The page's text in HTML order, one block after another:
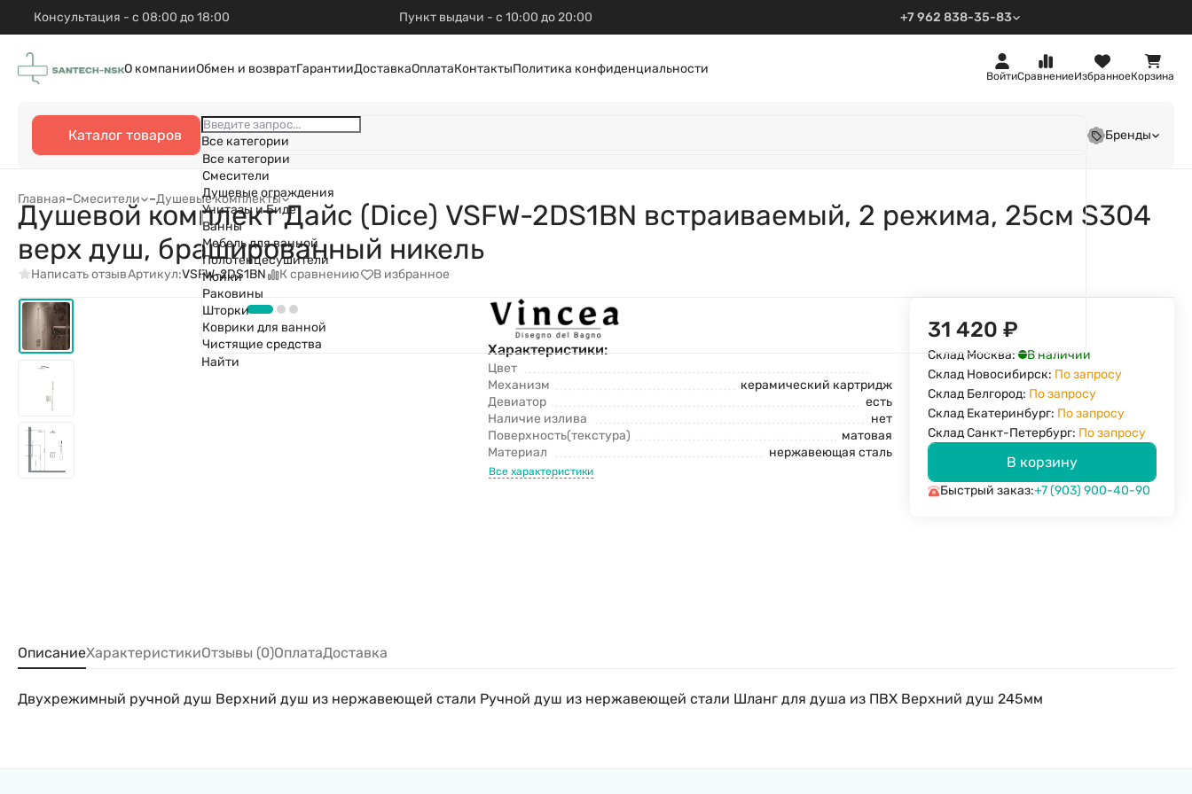
Консультация - с 08:00 до 18:00 Пункт выдачи - с 10:00 до 20:00 +7 962 838-35-83
О компанииОбмен и возвратГарантииДоставкаОплатаКонтактыПолитика конфиденциальности
ВойтиСравнениеИзбранноеКорзина
Каталог товаров
Все категории
Все категории
Смесители
Душевые ограждения
Унитазы и Биде
Ванны
Мебель для ванной
Полотенцесушители
Мойки
Раковины
Шторки
Коврики для ванной
Чистящие средства
Найти
Бренды
Главная–Смесители –Душевые комплекты
Душевой комплект Дайс (Dice) VSFW-2DS1BN встраиваемый, 2 режима, 25см S304
верх душ, брашированный никель
Написать отзывАртикул:VSFW-2DS1BN К сравнению В избранное
Характеристики:
Цвет
Механизм
керамический картридж
Девиатор
есть
Наличие излива
нет
Поверхность(текстура)
матовая
Материал
нержавеющая сталь
Все характеристики
31 420₽
Склад Москва:
В наличии
Склад Новосибирск: По запросу
Склад Белгород: По запросу
Склад Екатеринбург: По запросу
Склад Санкт-Петербург: По запросу
В корзину
Быстрый заказ:+7 (903) 900-40-90
ОписаниеХарактеристикиОтзывы (0)ОплатаДоставка
Двухрежимный ручной душ Верхний душ из нержавеющей стали Ручной душ из нержавеющей стали Шланг для душа из ПВХ Верхний душ 245мм